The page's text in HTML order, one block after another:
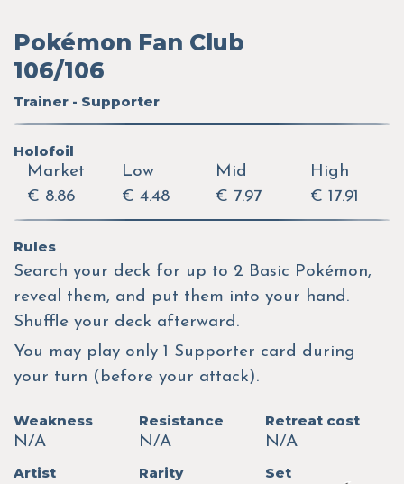
Pokémon Fan Club
106/106
Trainer - Supporter
Holofoil
Market
€ 8.86
Low
€ 4.48
Mid
€ 7.97
High
€ 17.91
Rules
Search your deck for up to 2 Basic Pokémon,
reveal them, and put them into your hand.
Shuffle your deck afterward.
You may play only 1 Supporter card during
your turn (before your attack).
Weakness
N/A
Resistance
N/A
Retreat cost
N/A
Artist
Rarity
Set